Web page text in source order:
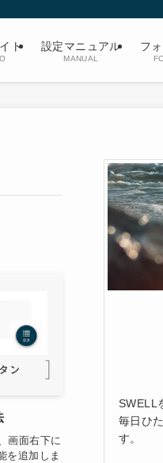
ト 設定マニュアル
MANUAL
フ
画面右下に
を追加しま
SWELL
毎日ひ
す。